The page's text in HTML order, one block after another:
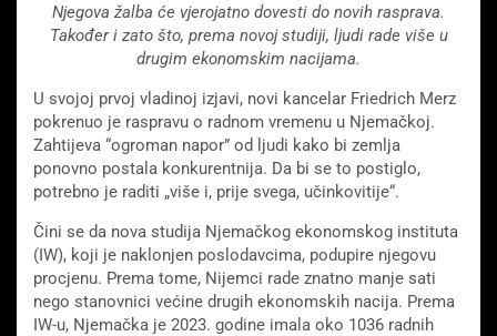
Njegova žalba će vjerojatno dovesti do novih rasprava.
Također i zato što, prema novoj studiji, ljudi rade više u
drugim ekonomskim nacijama.
U svojoj prvoj vladinoj izjavi, novi kancelar Friedrich Merz
pokrenuo je raspravu o radnom vremenu u Njemačkoj.
Zahtijeva “ogroman napor” od ljudi kako bi zemlja
ponovno postala konkurentnija. Da bi se to postiglo,
potrebno je raditi „više i, prije svega, učinkovitije“.
Čini se da nova studija Njemačkog ekonomskog instituta
(IW), koji je naklonjen poslodavcima, podupire njegovu
procjenu. Prema tome, Nijemci rade znatno manje sati
nego stanovnici većine drugih ekonomskih nacija. Prema
IW-u, Njemačka je 2023. godine imala oko 1036 radnih